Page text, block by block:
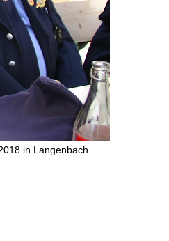
in Langenbach